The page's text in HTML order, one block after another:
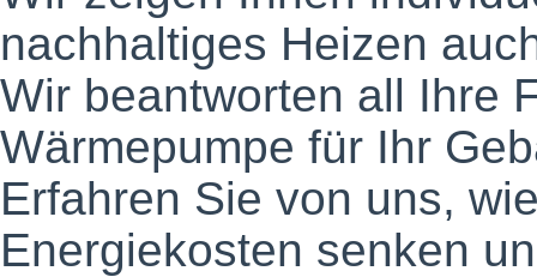
nachhaltiges Heizen
Wir beantworten all Ihre
Wärmepumpe für Ihr
Erfahren Sie von uns,
Energiekosten senken